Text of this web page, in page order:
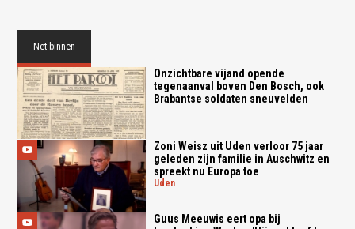
Net binnen
Onzichtbare vijand opende
tegenaanval boven Den Bosch, ook
Brabantse soldaten sneuvelden
Zoni Weisz uit Uden verloor 75 jaar
geleden zijn familie in Auschwitz en
spreekt nu Europa toe
uden
Guus Meeuwis eert opa bij